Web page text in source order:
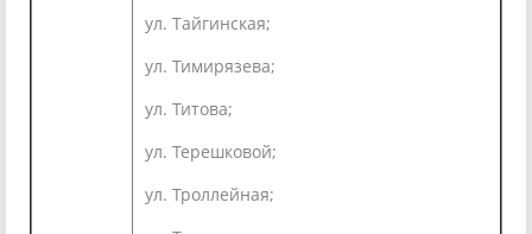
ул. Тайгинская;
ул. Тимирязева;
ул. Титова;
ул. Терешковой;
ул. Троллейная;